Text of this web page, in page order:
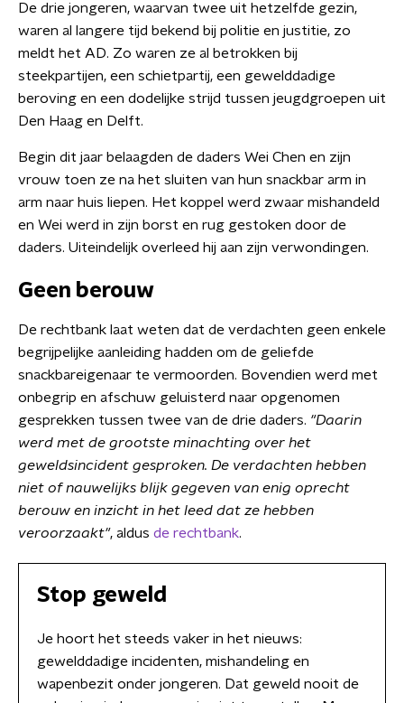
De drie jongeren, waarvan twee uit hetzelfde gezin,
waren al langere tijd bekend bij politie en justitie, zo
meldt het AD. Zo waren ze al betrokken bij
steekpartijen, een schietpartij, een gewelddadige
beroving en een dodelijke strijd tussen jeugdgroepen uit
Den Haag en Delft.
Begin dit jaar belaagden de daders Wei Chen en zijn
vrouw toen ze na het sluiten van hun snackbar arm in
arm naar huis liepen. Het koppel werd zwaar mishandeld
en Wei werd in zijn borst en rug gestoken door de
daders. Uiteindelijk overleed hij aan zijn verwondingen.
Geen berouw
De rechtbank laat weten dat de verdachten geen enkele
begrijpelijke aanleiding hadden om de geliefde
snackbareigenaar te vermoorden. Bovendien werd met
onbegrip en afschuw geluisterd naar opgenomen
gesprekken tussen twee van de drie daders. "Daarin
werd met de grootste minachting over het
geweldsincident gesproken. De verdachten hebben
niet of nauwelijks blijk gegeven van enig oprecht
berouw en inzicht in het leed dat ze hebben
veroorzaakt", aldus de rechtbank.
Stop geweld
Je hoort het steeds vaker in het nieuws:
gewelddadige incidenten, mishandeling en
wapenbezit onder jongeren. Dat geweld nooit de